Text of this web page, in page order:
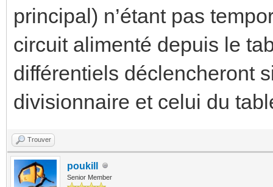
principal) n’étant pas
circuit alimenté depuis le
différentiels déclencheront
divisionnaire et celui du
Trouver
poukill
Senior Member